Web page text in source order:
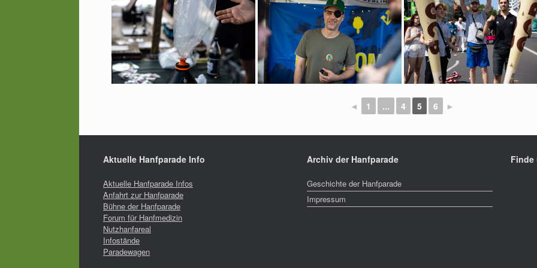
◄ 1 ... 4 5 6 ►
Aktuelle Hanfparade Info
Aktuelle Hanfparade Infos
Anfahrt zur Hanfparade
Bühne der Hanfparade
Forum für Hanfmedizin
Nutzhanfareal
Infostände
Paradewagen
Archiv der Hanfparade
Geschichte der Hanfparade
Impressum
Finde